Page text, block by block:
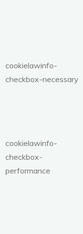
cookielawinfo-
checkbox-necessary
cookielawinfo-
checkbox-
performance